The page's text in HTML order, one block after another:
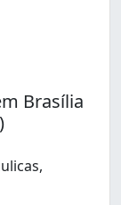
Brasília